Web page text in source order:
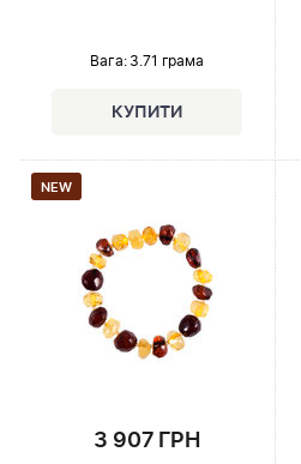
Вага: 3.71 грама
NEW
3 907 ГРН